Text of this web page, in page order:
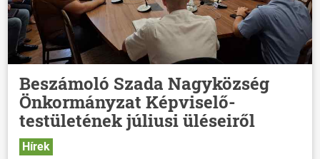
Beszámoló Szada Nagyközség
Önkormányzat Képviselő-
testületének júliusi üléseiről
Hírek